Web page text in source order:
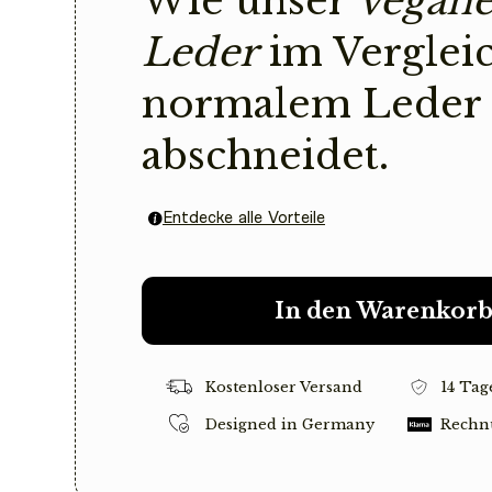
Lederim
normalem Leder
abschneidet.
Entdecke alle Vorteile
In den Warenkorb
Kostenloser Versand
14
Designed in Germany